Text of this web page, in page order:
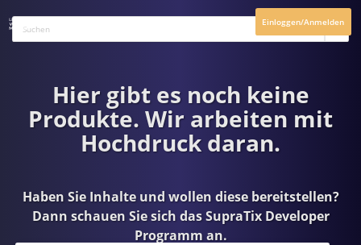
Einloggen/Anmelden
Hier gibt es noch keine
Produkte. Wir arbeiten mit
Hochdruck daran.
Haben Sie Inhalte und wollen diese bereitstellen?
Dann schauen Sie sich dasSupraTix Developer
Programman.